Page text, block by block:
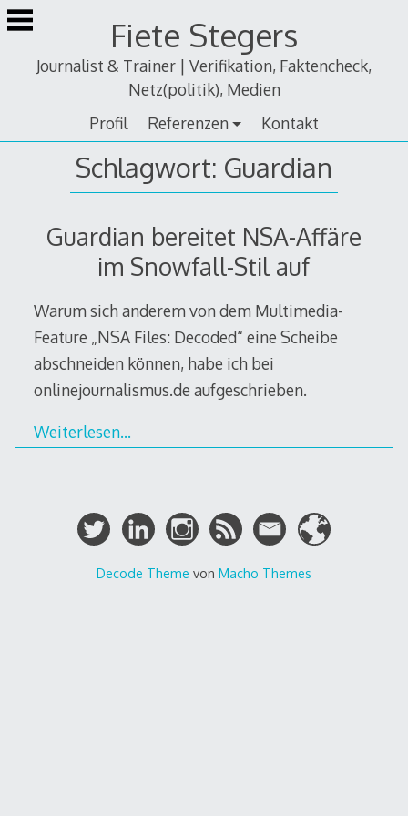
Zum
Inhalt
Fiete Stegers
Journalist & Trainer | Verifikation, Faktencheck,
Netz(politik), Medien
Profil
Referenzen Kontakt
Schlagwort: Guardian
Guardian bereitet NSA-Affäre
im Snowfall-Stil auf
Warum sich anderem von dem Multimedia-
Feature „NSA Files: Decoded“ eine Scheibe
abschneiden können, habe ich bei
onlinejournalismus.de aufgeschrieben.
Weiterlesen…
Decode Theme von Macho Themes